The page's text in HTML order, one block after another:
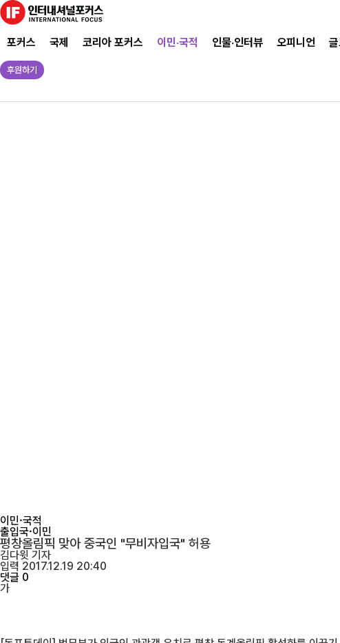
포커스 국제 코리아 포커스 이민·국적 인물·인터뷰 오피니언
후원하기
이민·국적
출입국·이민
평창올림픽 맞아 중국인 "무비자입국" 허용
김다윗 기자
입력 2017.12.19 20:40
댓글 0
가